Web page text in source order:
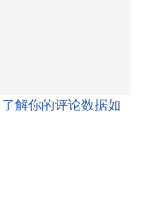
了解你的评论数据如